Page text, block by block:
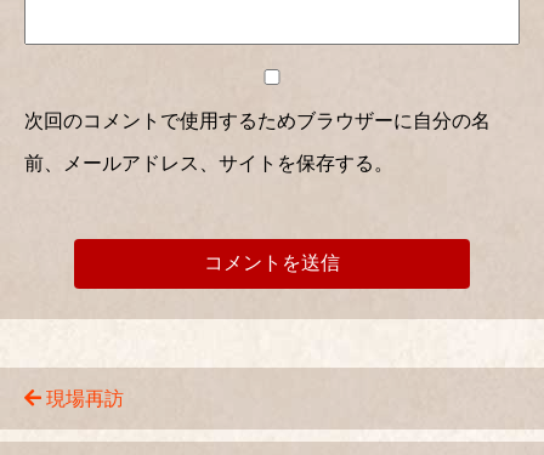
次回のコメントで使用するためブラウザーに自分の名
前、メールアドレス、サイトを保存する。
現場再訪